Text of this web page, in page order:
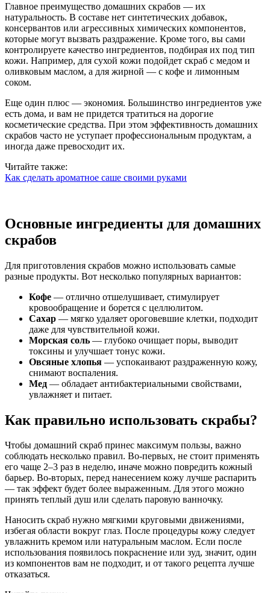
Главное преимущество домашних скрабов — их
натуральность. В составе нет синтетических добавок,
консервантов или агрессивных химических компонентов,
которые могут вызвать раздражение. Кроме того, вы сами
контролируете качество ингредиентов, подбирая их под тип
кожи. Например, для сухой кожи подойдет скраб с медом и
оливковым маслом, а для жирной — с кофе и лимонным
соком.
Еще один плюс — экономия. Большинство ингредиентов уже
есть дома, и вам не придется тратиться на дорогие
косметические средства. При этом эффективность домашних
скрабов часто не уступает профессиональным продуктам, а
иногда даже превосходит их.
Читайте также:
Как сделать ароматное саше своими руками
Основные ингредиенты для домашних
скрабов
Для приготовления скрабов можно использовать самые
разные продукты. Вот несколько популярных вариантов:
Кофе — отлично отшелушивает, стимулирует
кровообращение и борется с целлюлитом.
Сахар — мягко удаляет ороговевшие клетки, подходит
даже для чувствительной кожи.
Морская соль — глубоко очищает поры, выводит
токсины и улучшает тонус кожи.
Овсяные хлопья — успокаивают раздраженную кожу,
снимают воспаления.
Мед — обладает антибактериальными свойствами,
увлажняет и питает.
Как правильно использовать скрабы?
Чтобы домашний скраб принес максимум пользы, важно
соблюдать несколько правил. Во-первых, не стоит применять
его чаще 2–3 раз в неделю, иначе можно повредить кожный
барьер. Во-вторых, перед нанесением кожу лучше распарить
— так эффект будет более выраженным. Для этого можно
принять теплый душ или сделать паровую ванночку.
Наносить скраб нужно мягкими круговыми движениями,
избегая области вокруг глаз. После процедуры кожу следует
увлажнить кремом или натуральным маслом. Если после
использования появилось покраснение или зуд, значит, один
из компонентов вам не подходит, и от такого рецепта лучше
отказаться.